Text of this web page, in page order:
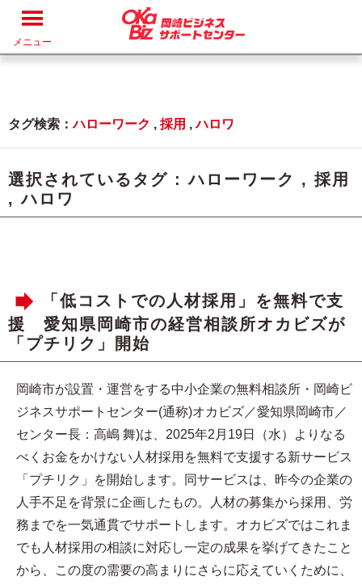
メニュー
タグ検索：ハローワーク , 採用 ,ハロワ
選択されているタグ :ハローワーク , 採用
,ハロワ
「低コストでの人材採用」を無料で支
援 愛知県岡崎市の経営相談所オカビズが
「プチリク」開始
岡崎市が設置・運営をする中小企業の無料相談所・岡崎ビ
ジネスサポートセンター(通称)オカビズ／愛知県岡崎市／
センター長：高嶋 舞)は、2025年2月19日（水）よりなる
べくお金をかけない人材採用を無料で支援する新サービス
「プチリク」を開始します。同サービスは、昨今の企業の
人手不足を背景に企画したもの。人材の募集から採用、労
務までを一気通貫でサポートします。オカビズではこれま
でも人材採用の相談に対応し一定の成果を挙げてきたこと
から、この度の需要の高まりにさらに応えていくために、